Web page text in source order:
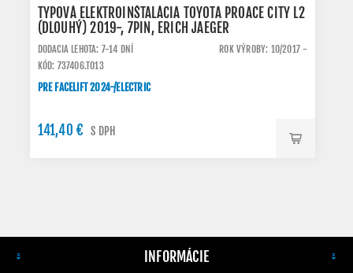
TYPOVÁ ELEKTROINŠTALÁCIA TOYOTA PROACE CITY L2
(DLOUHÝ) 2019-, 7PIN, ERICH JAEGER
DODACIA LEHOTA: 7-14 DNÍ
ROK VÝROBY: 10/2017 -
KÓD: 737406.TO13
PRE FACELIFT 2024-/ELECTRIC
141,40 € S DPH
INFORMÁCIE